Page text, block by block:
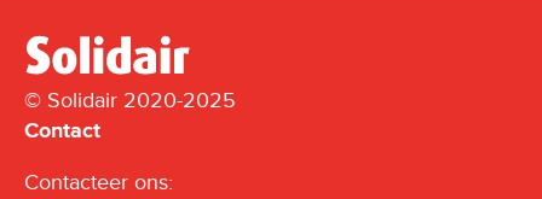
© Solidair 2020-2025
Contact
Contacteer ons: